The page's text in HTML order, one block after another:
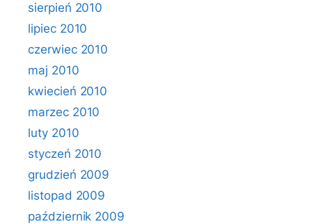
sierpień 2010
lipiec 2010
czerwiec 2010
maj 2010
kwiecień 2010
marzec 2010
luty 2010
styczeń 2010
grudzień 2009
listopad 2009
październik 2009